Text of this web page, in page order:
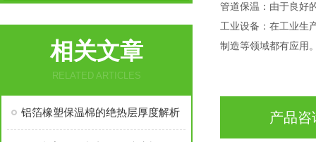
相关文章
RELATED ARTICLES
铝箔橡塑保温棉的绝热层厚度解析
管道保温：由于良好
工业设备：在工业生
制造等领域都有应用
产品咨